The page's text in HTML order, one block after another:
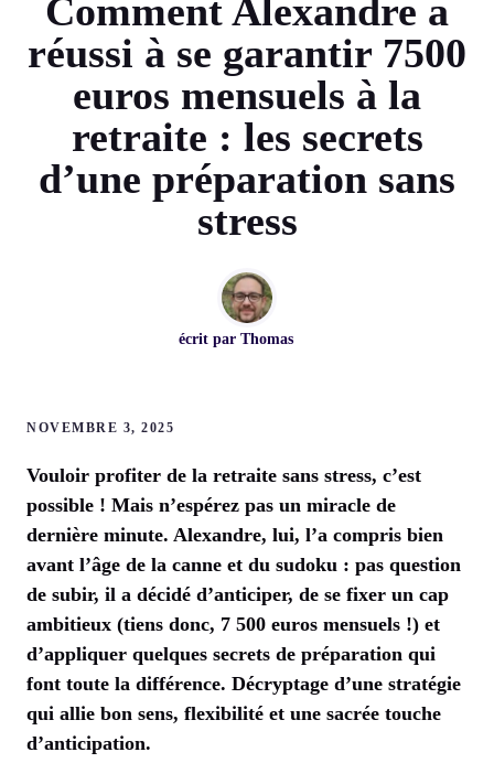
Comment Alexandre a
réussi à se garantir 7500
euros mensuels à la
retraite : les secrets
d’une préparation sans
stress
écrit par Thomas
NOVEMBRE 3, 2025
Vouloir profiter de la retraite sans stress, c’est
possible ! Mais n’espérez pas un miracle de
dernière minute. Alexandre, lui, l’a compris bien
avant l’âge de la canne et du sudoku : pas question
de subir, il a décidé d’anticiper, de se fixer un cap
ambitieux (tiens donc, 7 500 euros mensuels !) et
d’appliquer quelques secrets de préparation qui
font toute la différence. Décryptage d’une stratégie
qui allie bon sens, flexibilité et une sacrée touche
d’anticipation.